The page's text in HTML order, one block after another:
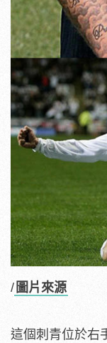
/ 圖片來源
這個刺青位於右